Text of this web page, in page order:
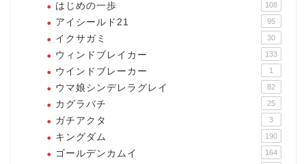
はじめの一歩 108
アイシールド21 95
イクサガミ 30
ウィンドブレイカー 133
ウインドブレーカー 1
ウマ娘シンデレラグレイ 82
カグラバチ 25
ガチアクタ 3
キングダム 190
ゴールデンカムイ 164